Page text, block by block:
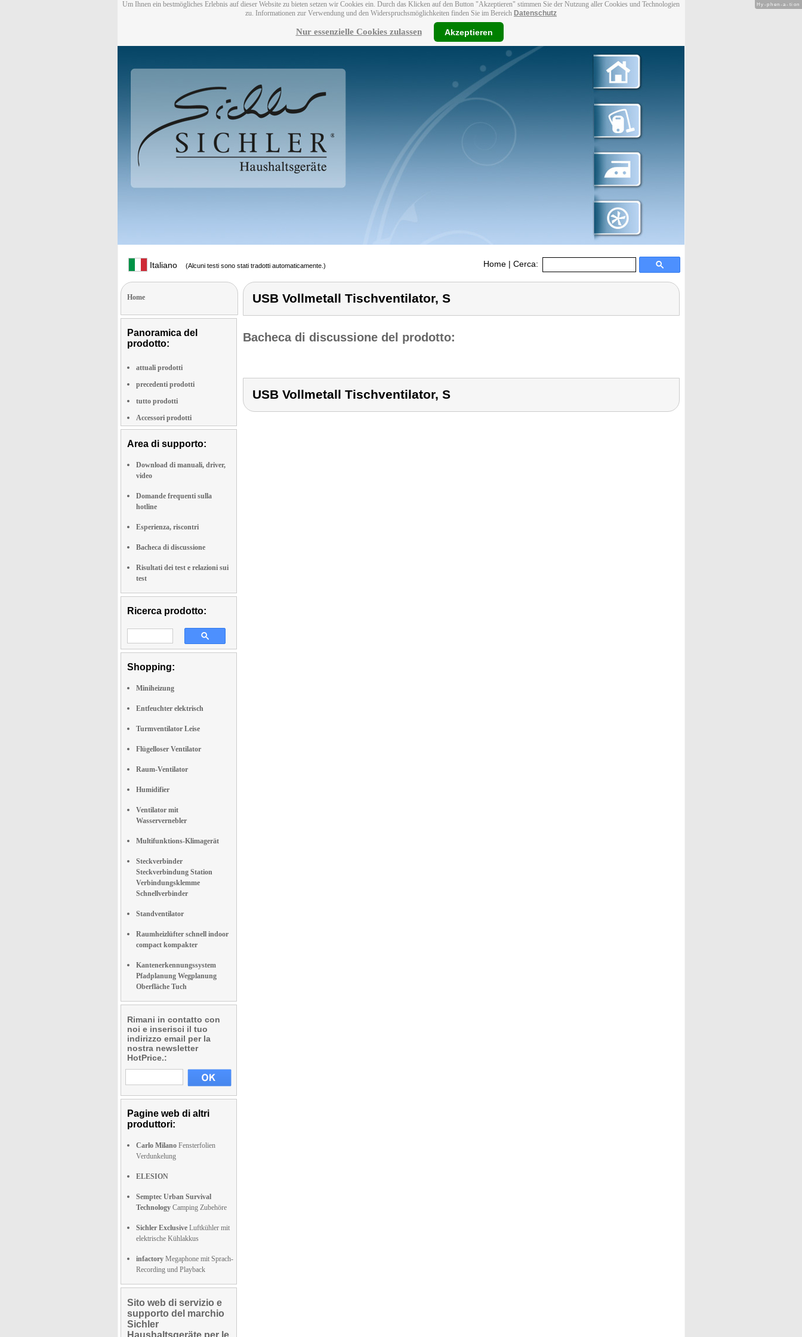
Um Ihnen ein bestmögliches Erlebnis auf dieser Website zu bieten setzen wir Cookies ein. Durch das Klicken auf den Button "Akzeptieren" stimmen Sie der Nutzung aller Cookies und Technologien
zu. Informationen zur Verwendung und den Widerspruchsmöglichkeiten finden Sie im Bereich Datenschutz
Nur essenzielle Cookies zulassen Akzeptieren
Italiano (Alcuni testi sono stati tradotti automaticamente.) Home | Cerca:
Home
Panoramica del
prodotto:
attuali prodotti
precedenti prodotti
tutto prodotti
Accessori prodotti
Area di supporto:
Download di manuali, driver,
video
Domande frequenti sulla
hotline
Esperienza, riscontri
Bacheca di discussione
Risultati dei test e relazioni sui
test
Ricerca prodotto:
Shopping:
Miniheizung
Entfeuchter elektrisch
Turmventilator Leise
Flügelloser Ventilator
Raum-Ventilator
Humidifier
Ventilator mit
Wasservernebler
Multifunktions-Klimagerät
Steckverbinder
Steckverbindung Station
Verbindungsklemme
Schnellverbinder
Standventilator
Raumheizlüfter schnell indoor
compact kompakter
Kantenerkennungssystem
Pfadplanung Wegplanung
Oberfläche Tuch
Rimani in contatto con
noi e inserisci il tuo
indirizzo email per la
nostra newsletter
HotPrice.:
Pagine web di altri
produttori:
Carlo Milano Fensterfolien
Verdunkelung
ELESION
Semptec Urban Survival
Technology Camping Zubehöre
Sichler Exclusive Luftkühler mit
elektrische Kühlakkus
infactory Megaphone mit Sprach-
Recording und Playback
Sito web di servizio e
supporto del marchio
Sichler
Haushaltsgeräte per le
USB Vollmetall Tischventilator, S
Bacheca di discussione del prodotto:
USB Vollmetall Tischventilator, S
Hy-phen-a-tion